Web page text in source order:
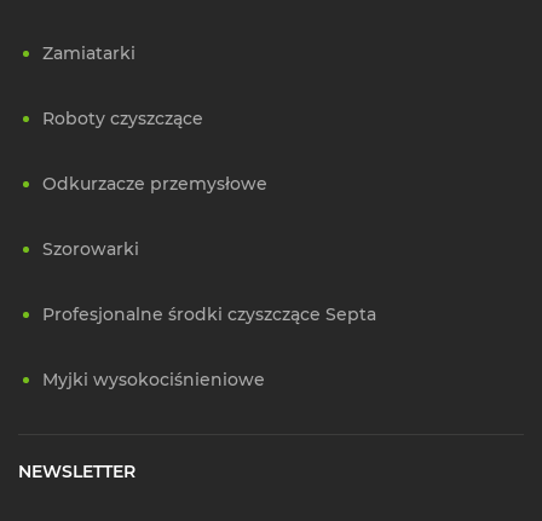
Zamiatarki
Roboty czyszczące
Odkurzacze przemysłowe
Szorowarki
Profesjonalne środki czyszczące Septa
Myjki wysokociśnieniowe
NEWSLETTER